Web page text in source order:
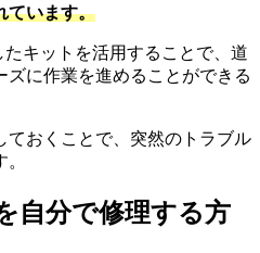
ています。
キットを活用することで、道
に作業を進めることができる
ておくことで、突然のトラブル
自分で修理する方